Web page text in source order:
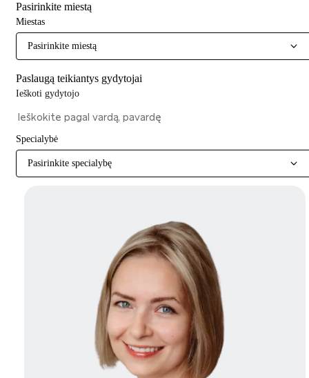
Pasirinkite miestą
Miestas
Pasirinkite miestą
Paslaugą teikiantys gydytojai
Ieškoti gydytojo
Specialybė
Pasirinkite specialybę